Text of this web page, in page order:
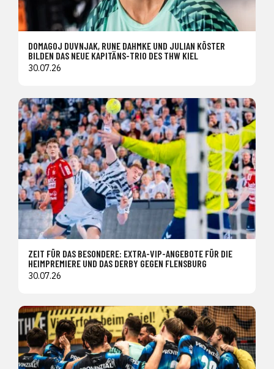
DOMAGOJ DUVNJAK, RUNE DAHMKE UND JULIAN KÖSTER
BILDEN DAS NEUE KAPITÄNS-TRIO DES THW KIEL
30.07.26
ZEIT FÜR DAS BESONDERE: EXTRA-VIP-ANGEBOTE FÜR DIE
HEIMPREMIERE UND DAS DERBY GEGEN FLENSBURG
30.07.26